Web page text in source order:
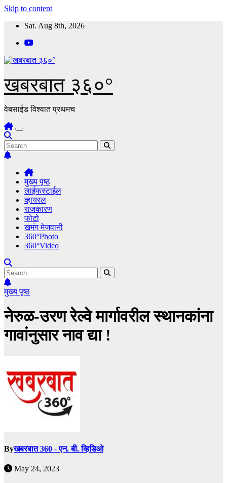
Skip to content
Sat. Aug 8th, 2026
खबरबात ३६०°
वेबसाईड विश्वात प्रथमच
मुख्य पृष्ठ
लाईफस्टाईल
व्हायरल
राजकारण
फोटो
खमंग मेजवानी
360°Photo
360°Video
मुख्य पृष्ठ
नेरुळ-उरण रेल्वे मार्गावरील स्थानकांना
गावांनुसार नाव द्या !
Byखबरबात 360 - एन. बी. व्हिडिओ
May 24, 2023